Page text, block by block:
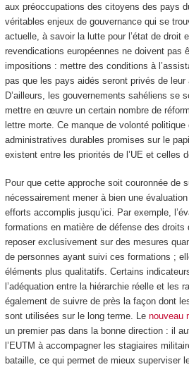
aux préoccupations des citoyens des pays
véritables enjeux de gouvernance qui se
actuelle, à savoir la lutte pour l’état de droit
revendications européennes ne doivent pas
impositions : mettre des conditions à
pas que les pays aidés seront privés de leur
D’ailleurs, les gouvernements sahéliens se
mettre en œuvre un certain nombre de
lettre morte. Ce manque de volonté politique
administratives durables promises sur le
existent entre les priorités de l’UE et celles
Pour que cette approche soit couronnée de
nécessairement mener à bien une
efforts accomplis jusqu’ici. Par exemple,
formations en matière de défense des droits
reposer exclusivement sur des mesures
de personnes ayant suivi ces formations ;
éléments plus qualitatifs. Certains
l’adéquation entre la hiérarchie réelle et les
également de suivre de près la façon dont
sont utilisées sur le long terme. Le nouveau
un premier pas dans la bonne direction : il
l’EUTM à accompagner les stagiaires
bataille, ce qui permet de mieux superviser